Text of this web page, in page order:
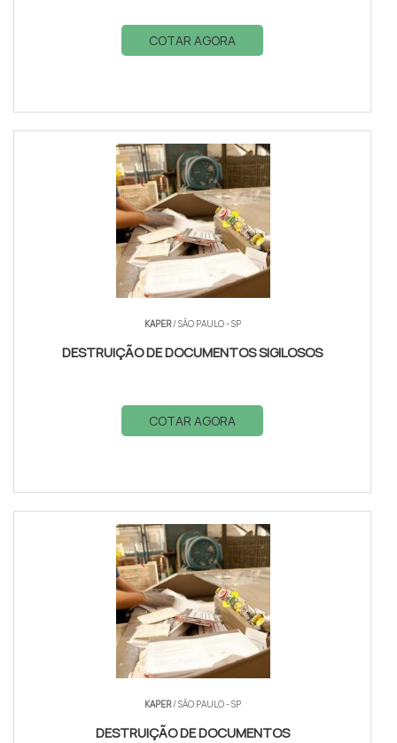
COTAR AGORA
KAPER/ SÃO PAULO - SP
DESTRUIÇÃO DE DOCUMENTOS SIGILOSOS
COTAR AGORA
KAPER/ SÃO PAULO - SP
DESTRUIÇÃO DE DOCUMENTOS